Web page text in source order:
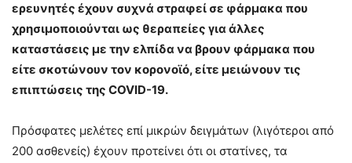
ερευνητές έχουν συχνά στραφεί σε φάρμακα που
χρησιμοποιούνται ως θεραπείες για άλλες
καταστάσεις με την ελπίδα να βρουν φάρμακα που
είτε σκοτώνουν τον κορονοϊό, είτε μειώνουν τις
επιπτώσεις της COVID-19.
Πρόσφατες μελέτες επί μικρών δειγμάτων (λιγότεροι από
200 ασθενείς) έχουν προτείνει ότι οι στατίνες, τα